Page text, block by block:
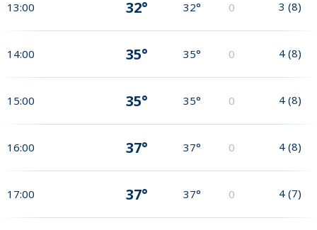
13:00 32° 32° 0 3 (8)
14:00 35° 35° 0 4 (8)
15:00 35° 35° 0 4 (8)
16:00 37° 37° 0 4 (8)
17:00 37° 37° 0 4 (7)